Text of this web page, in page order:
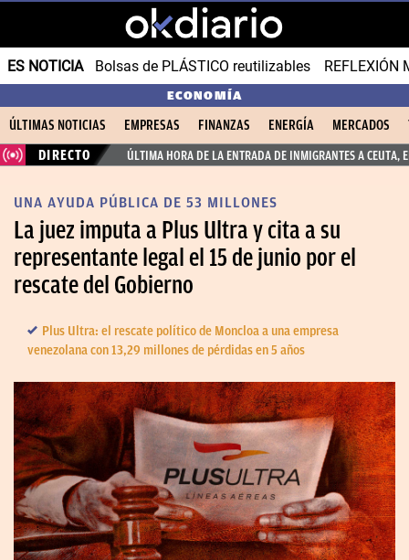
ES NOTICIA Bolsas de PLÁSTICO reutilizables REFLEXIÓN
ECONOMÍA
ÚLTIMAS NOTICIAS EMPRESAS FINANZAS ENERGÍA MERCADOS
DIRECTO
ÚLTIMA HORA DE LA ENTRADA DE INMIGRANTES A CEUTA,
UNA AYUDA PÚBLICA DE 53 MILLONES
La juez imputa a Plus Ultra y cita a su
representante legal el 15 de junio por el
rescate del Gobierno
Plus Ultra: el rescate político de Moncloa a una empresa
venezolana con 13,29 millones de pérdidas en 5 años